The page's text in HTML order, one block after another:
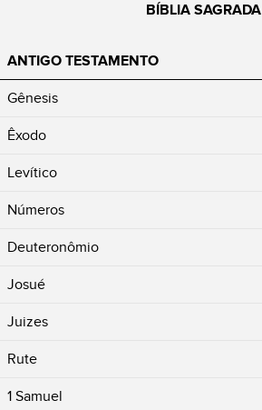
BÍBLIA SAGRADA
ANTIGO TESTAMENTO
Gênesis
Êxodo
Levítico
Números
Deuteronômio
Josué
Juizes
Rute
1 Samuel